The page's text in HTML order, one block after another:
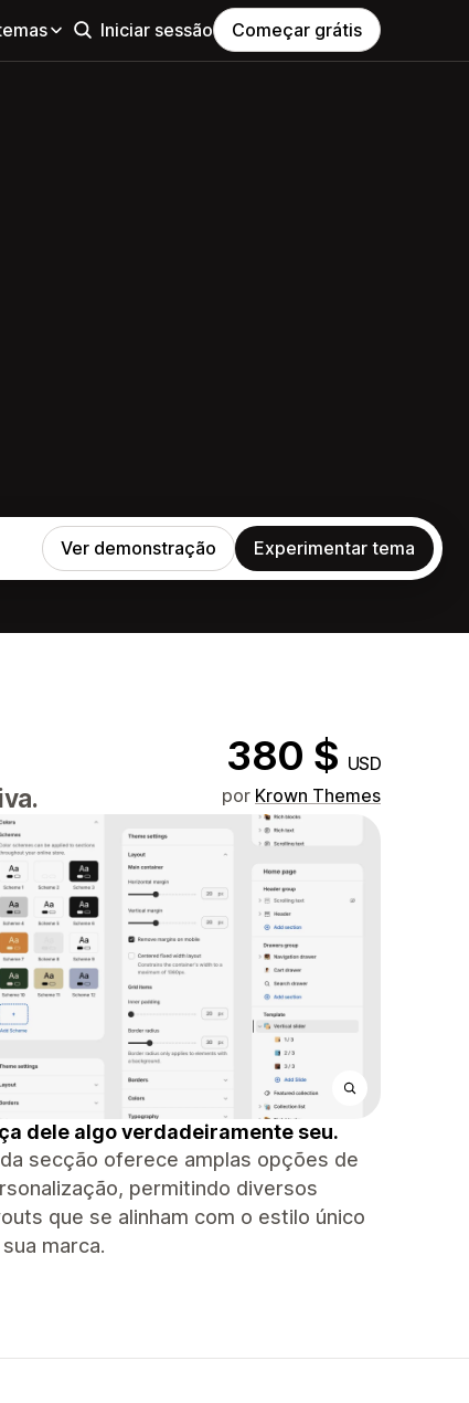
Iniciar sessão Começar grátis
Ver demonstração Experimentar tema
380 $ USD
por Krown Themes
dele algo verdadeiramente seu.
secção oferece amplas opções de
permitindo diversos
que se alinham com o estilo único
marca.